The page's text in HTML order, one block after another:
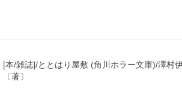
[本/雑誌]/ととはり屋敷 (角川ホラー文庫)/澤村
〔著〕